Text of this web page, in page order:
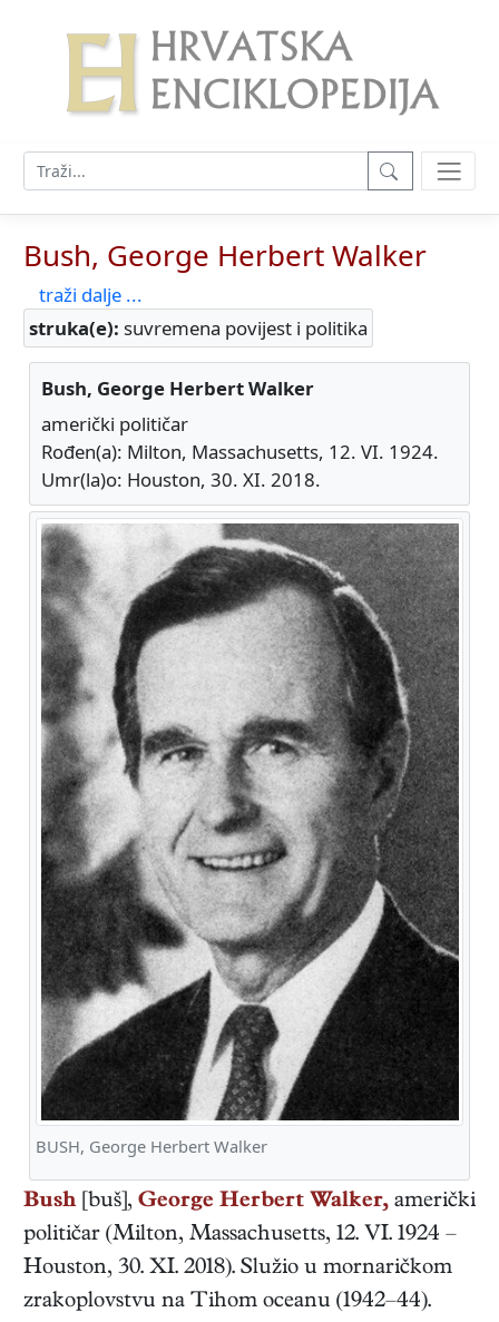
Bush, George Herbert Walker
traži dalje ...
struka(e): suvremena povijest i politika
Bush, George Herbert Walker
američki političar
Rođen(a): Milton, Massachusetts, 12. VI. 1924.
Umr(la)o: Houston, 30. XI. 2018.
BUSH, George Herbert Walker
Bush [buš], George Herbert Walker, američki
političar (Milton, Massachusetts, 12. VI. 1924 –
Houston, 30. XI. 2018). Služio u mornaričkom
zrakoplovstvu na Tihom oceanu (1942–44).